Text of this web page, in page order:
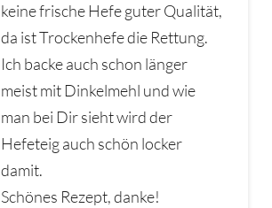
keine frische Hefe guter Qualität,
da ist Trockenhefe die Rettung.
Ich backe auch schon länger
meist mit Dinkelmehl und wie
man bei Dir sieht wird der
Hefeteig auch schön locker
damit.
Schönes Rezept, danke!